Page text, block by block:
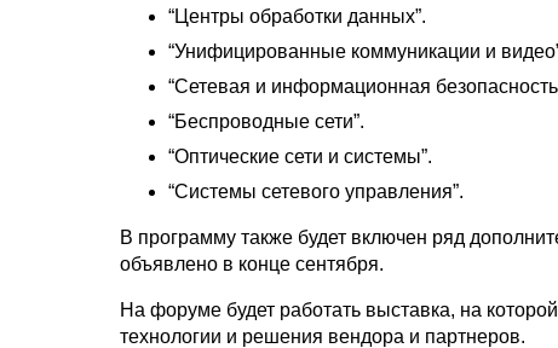
“Центры обработки данных”.
“Унифицированные коммуникации и
“Сетевая и информационная
“Беспроводные сети”.
“Оптические сети и системы”.
“Системы сетевого управления”.
В программу также будет включен ряд
объявлено в конце сентября.
На форуме будет работать выставка, на
технологии и решения вендора и партнеров.